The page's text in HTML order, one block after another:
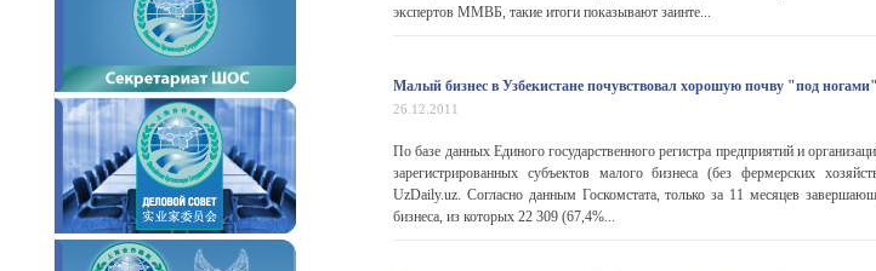
экспертов ММВБ, такие итоги показывают заинте...
Малый бизнес в Узбекистане почувствовал хорошую почву "под ногами"
26.12.2011
По базе данных Единого государственного регистра предприятий и
зарегистрированных субъектов малого бизнеса (без фермерских
UzDaily.uz. Согласно данным Госкомстата, только за 11 месяцев
бизнеса, из которых 22 309 (67,4%...